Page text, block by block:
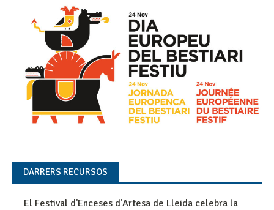
DARRERS RECURSOS
El Festival d'Enceses d'Artesa de Lleida celebra la